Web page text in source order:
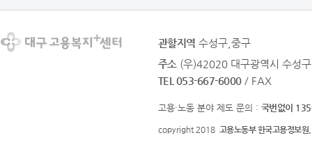
관할지역 수성구,중구
주소 (우)42020 대구광역시 수성
TEL 053-667-6000 / FAX
고용·노동 분야 제도 문의 : 국번없이
copyright 2018 고용노동부 한국고용정보원.